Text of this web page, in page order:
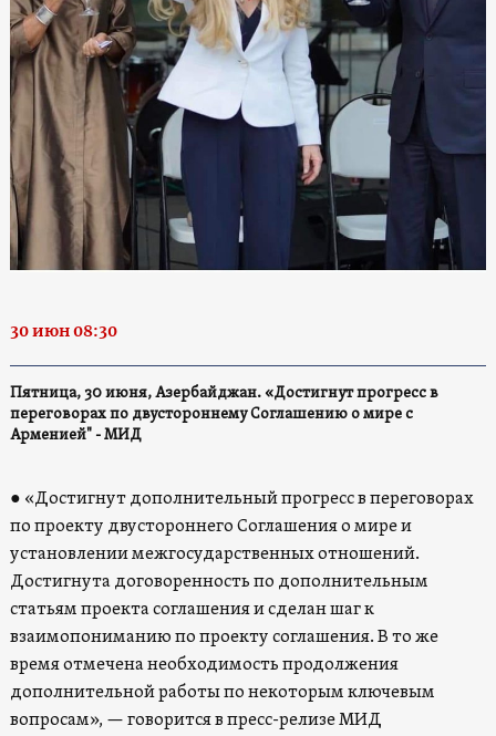
30 июн 08:30
Пятница, 30 июня, Азербайджан. «Достигнут прогресс в
переговорах по двустороннему Соглашению о мире с
Арменией" - МИД
● «Достигнут дополнительный прогресс в переговорах
по проекту двустороннего Соглашения о мире и
установлении межгосударственных отношений.
Достигнута договоренность по дополнительным
статьям проекта соглашения и сделан шаг к
взаимопониманию по проекту соглашения. В то же
время отмечена необходимость продолжения
дополнительной работы по некоторым ключевым
вопросам», — говорится в пресс-релизе МИД